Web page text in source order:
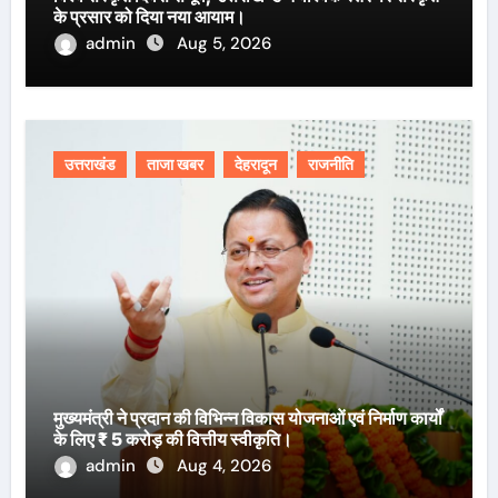
के प्रसार को दिया नया आयाम।
admin
Aug 5, 2026
उत्तराखंड ताजा खबर देहरादून राजनीति
मुख्यमंत्री ने प्रदान की विभिन्न विकास योजनाओं एवं निर्माण कार्यों
के लिए ₹ 5 करोड़ की वित्तीय स्वीकृति।
admin
Aug 4, 2026